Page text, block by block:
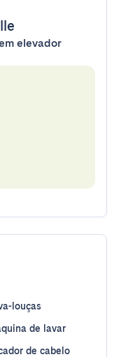
elevador
louças
de lavar
de cabelo